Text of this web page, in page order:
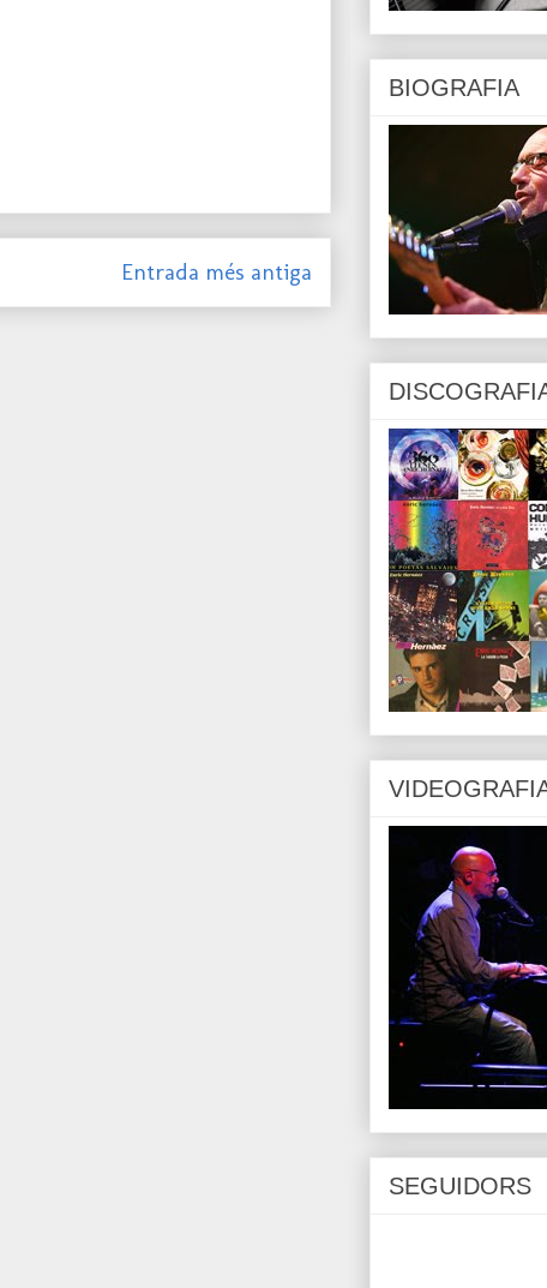
Entrada més antiga
BIOGRAFIA
SEGUIDORS